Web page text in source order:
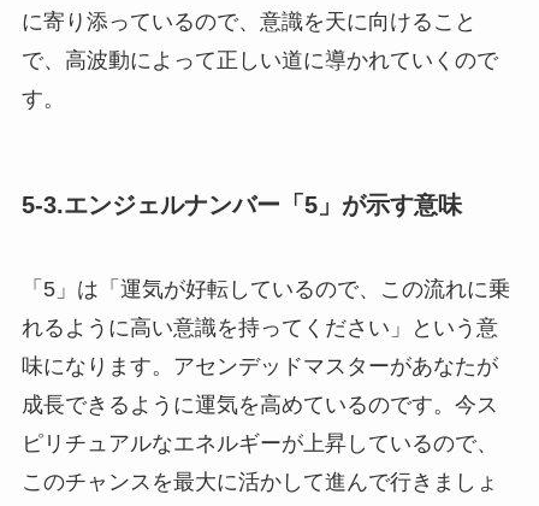
に寄り添っているので、意識を天に向けること
で、高波動によって正しい道に導かれていくので
す。
5-3.エンジェルナンバー「5」が示す意味
「5」は「運気が好転しているので、この流れに乗
れるように高い意識を持ってください」という意
味になります。アセンデッドマスターがあなたが
成長できるように運気を高めているのです。今ス
ピリチュアルなエネルギーが上昇しているので、
このチャンスを最大に活かして進んで行きましょ